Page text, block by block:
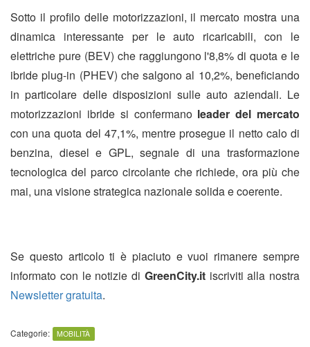
Sotto il profilo delle motorizzazioni, il mercato mostra una
dinamica interessante per le auto ricaricabili, con le
elettriche pure (BEV) che raggiungono l'8,8% di quota e le
ibride plug-in (PHEV) che salgono al 10,2%, beneficiando
in particolare delle disposizioni sulle auto aziendali. Le
motorizzazioni ibride si confermano leader del mercato
con una quota del 47,1%, mentre prosegue il netto calo di
benzina, diesel e GPL, segnale di una trasformazione
tecnologica del parco circolante che richiede, ora più che
mai, una visione strategica nazionale solida e coerente.
Se questo articolo ti è piaciuto e vuoi rimanere sempre
informato con le notizie di GreenCity.itiscriviti alla nostra
Newsletter gratuita.
Categorie: MOBILITÀ